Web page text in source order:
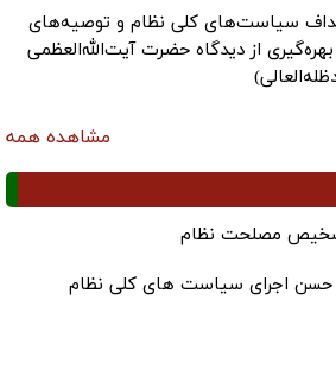
سیاست‌های کلی نظام و توصیه‌های
از دیدگاه حضرت آیت‌الله‌العظمی
مشاهده همه
مصلحت نظام
حسن اجرای سیاست های کلی نظام